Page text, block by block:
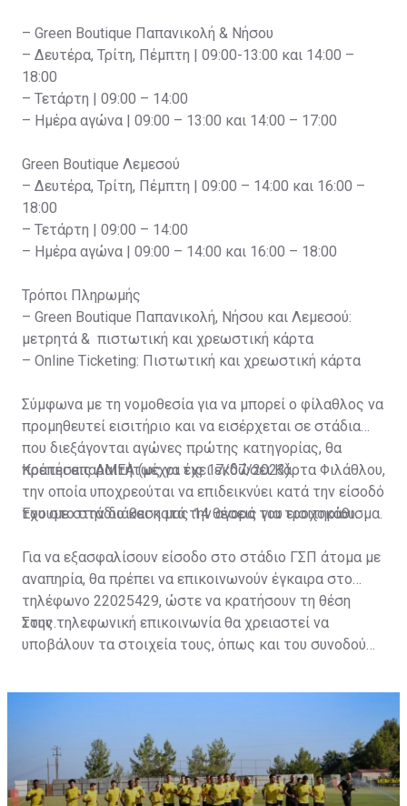
– Green Boutique Παπανικολή & Νήσου
– Δευτέρα, Τρίτη, Πέμπτη | 09:00-13:00 και 14:00 –
18:00
– Τετάρτη | 09:00 – 14:00
– Ημέρα αγώνα | 09:00 – 13:00 και 14:00 – 17:00
Green Boutique Λεμεσού
– Δευτέρα, Τρίτη, Πέμπτη | 09:00 – 14:00 και 16:00 –
18:00
– Τετάρτη | 09:00 – 14:00
– Ημέρα αγώνα | 09:00 – 14:00 και 16:00 – 18:00
Τρόποι Πληρωμής
– Green Boutique Παπανικολή, Νήσου και Λεμεσού:
μετρητά & πιστωτική και χρεωστική κάρτα
– Online Ticketing: Πιστωτική και χρεωστική κάρτα
Σύμφωνα με τη νομοθεσία για να μπορεί ο φίλαθλος να
προμηθευτεί εισιτήριο και να εισέρχεται σε στάδια
που διεξάγονται αγώνες πρώτης κατηγορίας, θα
πρέπει απαραιτήτως να έχει εκδώσει Κάρτα Φιλάθλου,
την οποία υποχρεούται να επιδεικνύει κατά την είσοδό
του στο στάδιο και κατά την αγορά του εισιτηρίου.
Κρατήσεις ΑΜΕΑ (μέχρι τις 17/07/2023)
Έχουμε στην διάθεση μας 14 θέσεις για τροχοκάθισμα.
Για να εξασφαλίσουν είσοδο στο στάδιο ΓΣΠ άτομα με
αναπηρία, θα πρέπει να επικοινωνούν έγκαιρα στο
τηλέφωνο 22025429, ώστε να κρατήσουν τη θέση
τους.
Στην τηλεφωνική επικοινωνία θα χρειαστεί να
υποβάλουν τα στοιχεία τους, όπως και του συνοδού
ονοματεπώνυμο, αριθμός πινακίδας αυτοκινήτου,